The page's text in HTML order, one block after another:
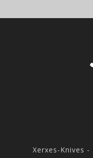
Xerxes-Knives